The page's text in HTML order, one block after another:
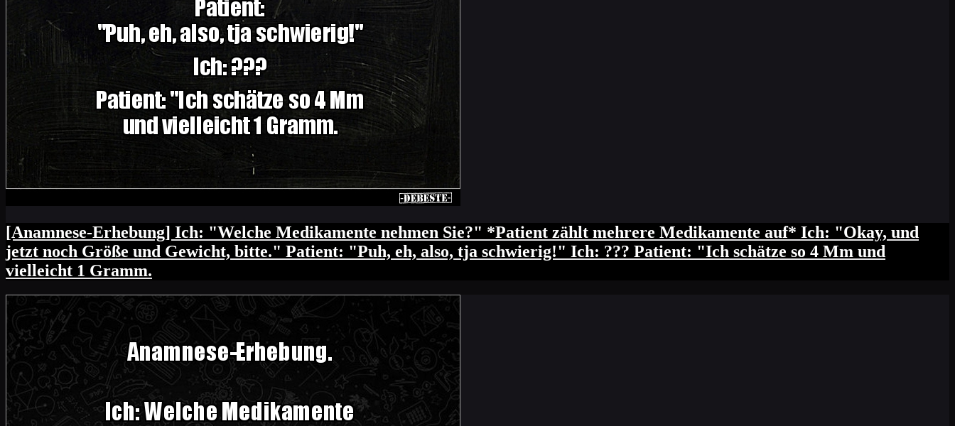
[Anamnese-Erhebung] Ich: "Welche Medikamente nehmen Sie?" *Patient zählt mehrere Medikamente auf* Ich: "Okay, und
jetzt noch Größe und Gewicht, bitte." Patient: "Puh, eh, also, tja schwierig!" Ich: ??? Patient: "Ich schätze so 4 Mm und
vielleicht 1 Gramm.